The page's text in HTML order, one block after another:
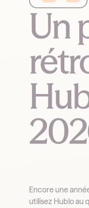
Un
Encore une
utilisez Hublo au